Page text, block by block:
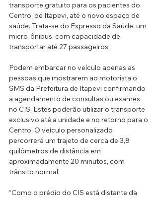
transporte gratuito para os pacientes do
Centro, de Itapevi, até o novo espaço de
saúde. Trata-se do Expresso da Saúde, um
micro-ônibus, com capacidade de
transportar até 27 passageiros.
Podem embarcar no veículo apenas as
pessoas que mostrarem ao motorista o
SMS da Prefeitura de Itapevi confirmando
a agendamento de consultas ou exames
no CIS. Estes poderão utilizar o transporte
exclusivo até a unidade e no retorno para o
Centro. O veículo personalizado
percorrerá um trajeto de cerca de 3,8
quilômetros de distância em
aproximadamente 20 minutos, com
trânsito normal.
“Como o prédio do CIS está distante da